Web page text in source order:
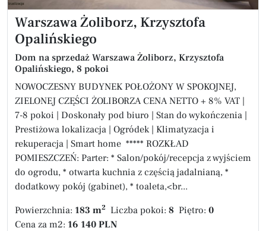
Warszawa Żoliborz, Krzysztofa
Opalińskiego
Dom na sprzedaż Warszawa Żoliborz, Krzysztofa
Opalińskiego, 8 pokoi
NOWOCZESNY BUDYNEK POŁOŻONY W SPOKOJNEJ,
ZIELONEJ CZĘŚCI ŻOLIBORZA CENA NETTO + 8% VAT |
7-8 pokoi | Doskonały pod biuro | Stan do wykończenia |
Prestiżowa lokalizacja | Ogródek | Klimatyzacja i
rekuperacja | Smart home ***** ROZKŁAD
POMIESZCZEŃ: Parter: * Salon/pokój/recepcja z wyjściem
do ogrodu, * otwarta kuchnia z częścią jadalnianą, *
dodatkowy pokój (gabinet), * toaleta,<br...
Powierzchnia: 183 m2 Liczba pokoi: 8 Piętro: 0
Cena za m2: 16 140 PLN